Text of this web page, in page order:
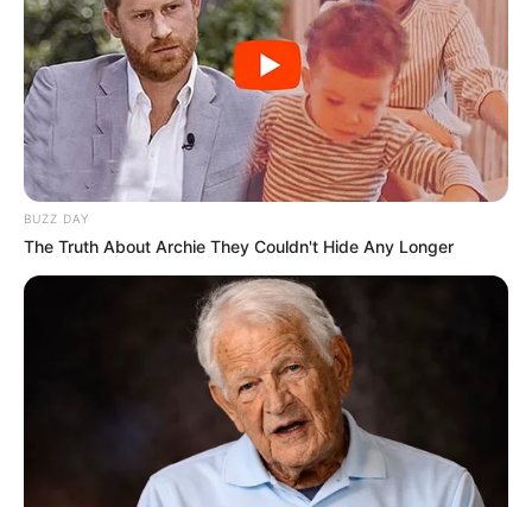
Tampil Lebih Modern, 7 Potret
Hasil Renovasi Rumah Berusia
90 Tahun
BUZZ DAY
The Truth About Archie They Couldn't Hide Any Longer